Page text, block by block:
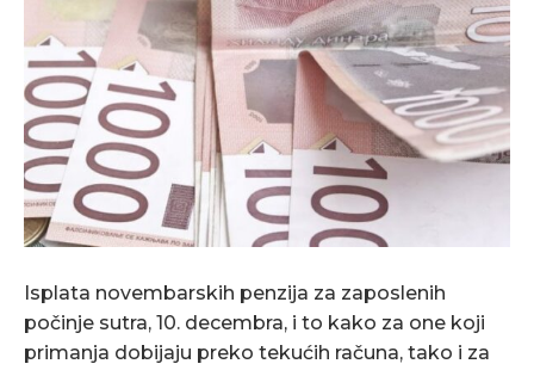
Isplata novembarskih penzija za zaposlenih
počinje sutra, 10. decembra, i to kako za one koji
primanja dobijaju preko tekućih računa, tako i za